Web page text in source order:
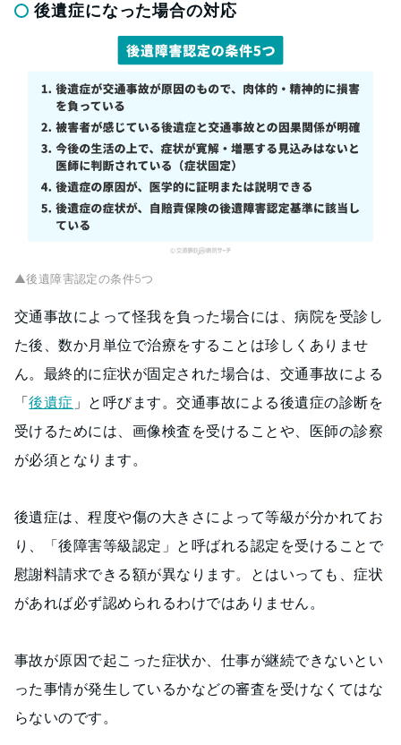
後遺症になった場合の対応
▲後遺障害認定の条件5つ
交通事故によって怪我を負った場合には、病院を受診し
た後、数か月単位で治療をすることは珍しくありませ
ん。最終的に症状が固定された場合は、交通事故による
「後遺症 」と呼びます。交通事故による後遺症の診断を
受けるためには、画像検査を受けることや、医師の診察
が必須となります。
後遺症は、程度や傷の大きさによって等級が分かれてお
り、「後障害等級認定」と呼ばれる認定を受けることで
慰謝料請求できる額が異なります。とはいっても、症状
があれば必ず認められるわけではありません。
事故が原因で起こった症状か、仕事が継続できないとい
った事情が発生しているかなどの審査を受けなくてはな
らないのです。